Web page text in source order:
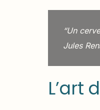
“Un
Jules
L’art